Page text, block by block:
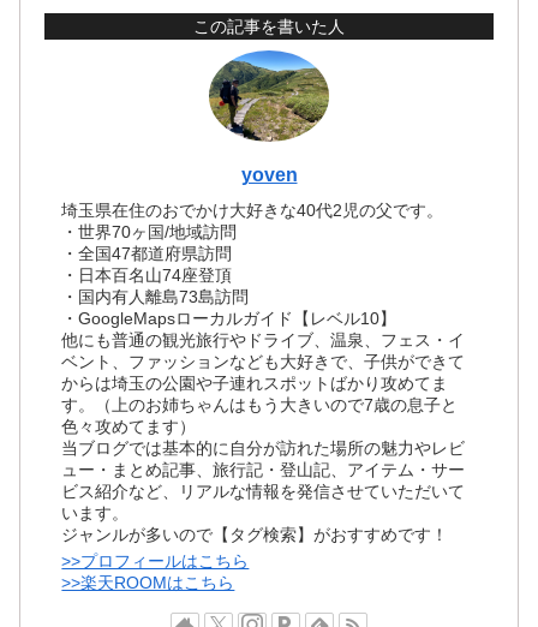
この記事を書いた人
yoven
埼玉県在住のおでかけ大好きな40代2児の父です。
・世界70ヶ国/地域訪問
・全国47都道府県訪問
・日本百名山74座登頂
・国内有人離島73島訪問
・GoogleMapsローカルガイド【レベル10】
他にも普通の観光旅行やドライブ、温泉、フェス・イ
ベント、ファッションなども大好きで、子供ができて
からは埼玉の公園や子連れスポットばかり攻めてま
す。（上のお姉ちゃんはもう大きいので7歳の息子と
色々攻めてます）
当ブログでは基本的に自分が訪れた場所の魅力やレビ
ュー・まとめ記事、旅行記・登山記、アイテム・サー
ビス紹介など、リアルな情報を発信させていただいて
います。
ジャンルが多いので【タグ検索】がおすすめです！
>>プロフィールはこちら
>>楽天ROOMはこちら